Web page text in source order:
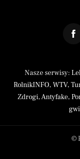
Nasze serwisy:
RolnikINFO, WTV,
Zdrogi,Antyfake,
©